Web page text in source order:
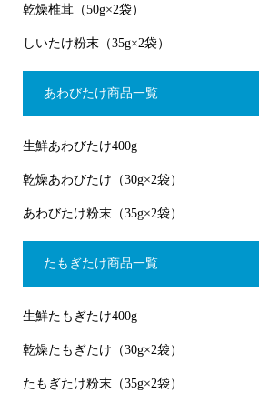
乾燥椎茸（50g×2袋）
しいたけ粉末（35g×2袋）
あわびたけ商品一覧
生鮮あわびたけ400g
乾燥あわびたけ（30g×2袋）
あわびたけ粉末（35g×2袋）
たもぎたけ商品一覧
生鮮たもぎたけ400g
乾燥たもぎたけ（30g×2袋）
たもぎたけ粉末（35g×2袋）